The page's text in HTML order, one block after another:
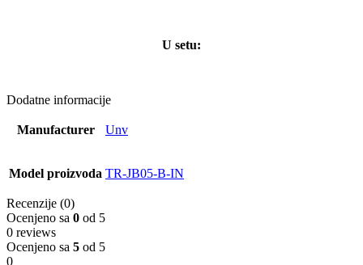
U setu:
Dodatne informacije
Manufacturer Unv
Model proizvoda TR-JB05-B-IN
Recenzije (0)
Ocenjeno sa 0 od 5
0 reviews
Ocenjeno sa 5 od 5
0